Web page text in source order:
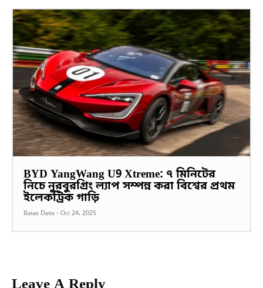
BYD YangWang U9 Xtreme: ৭ মিনিটের
নিচে নুরবুরগ্রিং ল্যাপ সম্পন্ন করা বিশ্বের প্রথম
ইলেকট্রিক গাড়ি
Ratan Datta - Oct 24, 2025